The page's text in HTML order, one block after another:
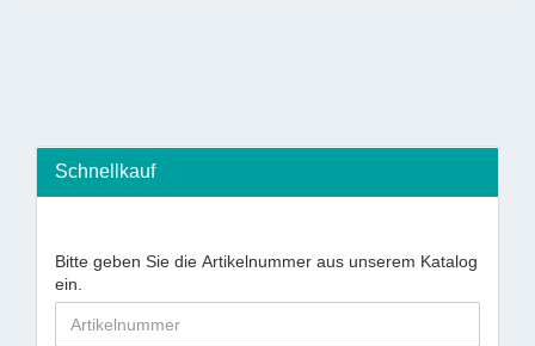
Schnellkauf
Bitte geben Sie die Artikelnummer aus unserem Katalog
ein.